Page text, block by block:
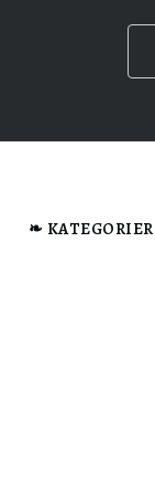
❧ KATEGORIER